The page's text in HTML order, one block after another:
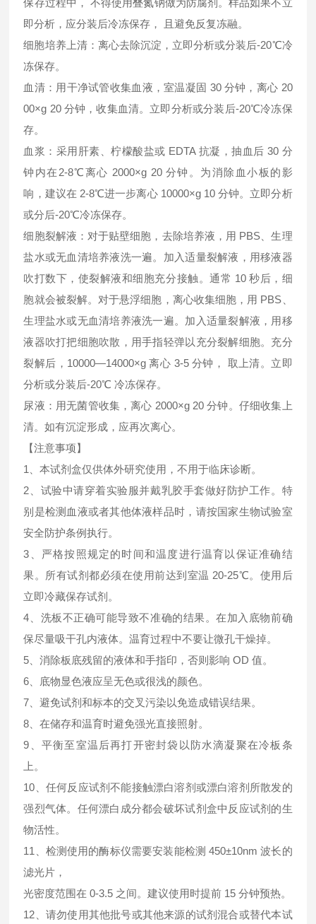
保存过程中， 不得使用叠氮钠做为防腐剂。样品如果不立
即分析，应分装后冷冻保存， 且避免反复冻融。
细胞培养上清：离心去除沉淀，立即分析或分装后-20℃冷
冻保存。
血清：用干净试管收集血液，室温凝固 30 分钟，离心 20
00×g 20 分钟，收集血清。立即分析或分装后-20℃冷冻保
存。
血浆：采用肝素、柠檬酸盐或 EDTA 抗凝，抽血后 30 分
钟内在2-8℃离心 2000×g 20 分钟。为消除血小板的影
响，建议在 2-8℃进一步离心 10000×g 10 分钟。立即分析
或分后-20℃冷冻保存。
细胞裂解液：对于贴壁细胞，去除培养液，用 PBS、生理
盐水或无血清培养液洗一遍。加入适量裂解液，用移液器
吹打数下，使裂解液和细胞充分接触。通常 10 秒后，细
胞就会被裂解。对于悬浮细胞，离心收集细胞，用 PBS、
生理盐水或无血清培养液洗一遍。加入适量裂解液，用移
液器吹打把细胞吹散，用手指轻弹以充分裂解细胞。充分
裂解后，10000—14000×g 离心 3-5 分钟， 取上清。立即
分析或分装后-20℃ 冷冻保存。
尿液：用无菌管收集，离心 2000×g 20 分钟。仔细收集上
清。如有沉淀形成，应再次离心。
【注意事项】
1、本试剂盒仅供体外研究使用，不用于临床诊断。
2、试验中请穿着实验服并戴乳胶手套做好防护工作。特
别是检测血液或者其他体液样品时，请按国家生物试验室
安全防护条例执行。
3、严格按照规定的时间和温度进行温育以保证准确结
果。所有试剂都必须在使用前达到室温 20-25℃。使用后
立即冷藏保存试剂。
4、洗板不正确可能导致不准确的结果。在加入底物前确
保尽量吸干孔内液体。温育过程中不要让微孔干燥掉。
5、消除板底残留的液体和手指印，否则影响 OD 值。
6、底物显色液应呈无色或很浅的颜色。
7、避免试剂和标本的交叉污染以免造成错误结果。
8、在储存和温育时避免强光直接照射。
9、平衡至室温后再打开密封袋以防水滴凝聚在冷板条
上。
10、任何反应试剂不能接触漂白溶剂或漂白溶剂所散发的
强烈气体。任何漂白成分都会破坏试剂盒中反应试剂的生
物活性。
11、检测使用的酶标仪需要安装能检测 450±10nm 波长的
滤光片，
光密度范围在 0-3.5 之间。建议使用时提前 15 分钟预热。
12、请勿使用其他批号或其他来源的试剂混合或替代本试